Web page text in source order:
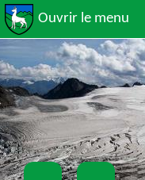
Ouvrir le menu